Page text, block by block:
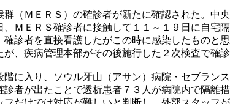
群（ＭＥＲＳ）の確診者が新たに確認された。
、ＭＥＲＳ確診者に接触して１１～１９日に自
診者を直接看護したがこの時に感染したものと
、疾病管理本部がその後施行した２次検査で確
階に入り、ソウル牙山（アサン）病院・セブラ
診者が出たことで透析患者７３人が病院内で隔